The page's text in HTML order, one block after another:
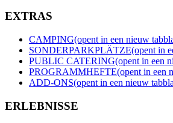
EXTRAS
CAMPING(opent in een nieuw
SONDERPARKPLÄTZE(opent in
PUBLIC CATERING(opent in een
PROGRAMMHEFTE(opent in een
ADD-ONS(opent in een nieuw
ERLEBNISSE